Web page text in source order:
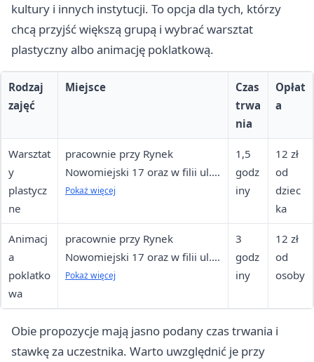
kultury i innych instytucji. To opcja dla tych, którzy
chcą przyjść większą grupą i wybrać warsztat
plastyczny albo animację poklatkową.
Rodzaj
zajęć
Miejsce
Czas
trwa
nia
Opłat
a
Warsztat
y
plastycz
ne
pracownie przy Rynek
Nowomiejski 17 oraz w filii ul.
Kościuszki 75-77
Pokaż więcej
1,5
godz
iny
12 zł
od
dziec
ka
Animacj
a
poklatko
wa
pracownie przy Rynek
Nowomiejski 17 oraz w filii ul.
Kościuszki 75-77
Pokaż więcej
3
godz
iny
12 zł
od
osoby
Obie propozycje mają jasno podany czas trwania i
stawkę za uczestnika. Warto uwzględnić je przy